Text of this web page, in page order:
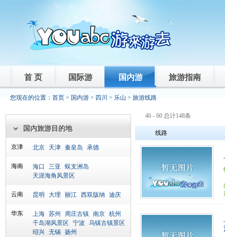
首 页 国际游 国内游 旅游指南
您现在的位置： 首页 > 国内游 > 四川 > 乐山 > 旅游线路
国内旅游目的地
京津 北京 天津 秦皇岛 承德
海南 海口 三亚
蜈支洲岛
天涯海角风景区
云南 昆明 大理 丽江 西双版纳 迪庆
华东 上海 苏州 周庄古镇 南京 杭州
千岛湖风景区
宁波
乌镇古镇景区
绍兴 无锡 扬州
46 - 60 总计148条
线路